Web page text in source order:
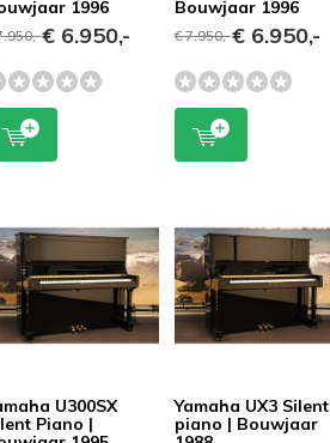
1996
€ 6.950,-
Bouwjaar 1996
€ 7.950,-€ 6.950,-
U300SX
Piano |
Yamaha UX3 Silent
piano | Bouwjaar